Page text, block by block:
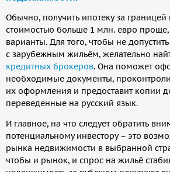
Обычно, получить ипотеку за
стоимостью больше 1 млн. евро
варианты. Для того, чтобы не
с зарубежным жильём, желательно
кредитных брокеров. Она поможет
необходимые документы,
их оформления и предоставит копии
переведенные на русский язык.
И главное, на что следует обратить
потенциальному инвестору – это
рынка недвижимости в выбранной
чтобы и рынок, и спрос на жильё